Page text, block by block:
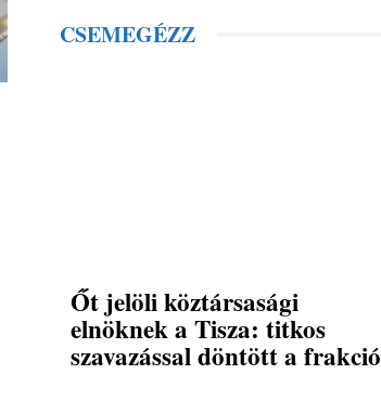
CSEMEGÉZZ
Őt jelöli köztársasági
elnöknek a Tisza: titkos
szavazással döntött a frakció